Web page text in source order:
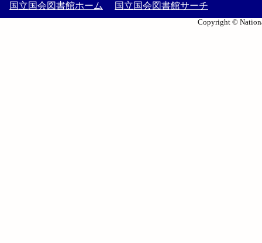
国立国会図書館ホーム 国立国会図書館サーチ
Copyright ©